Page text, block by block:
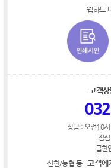
웹하드
고객
상담 : 오전10
점
급한
신한/농협 등 고객에